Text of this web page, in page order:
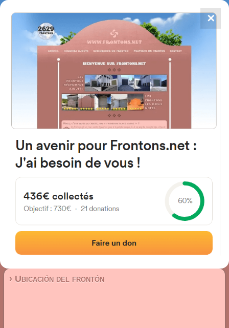
FRONTONS.NET
BUSCAR UN FRONTÓN
AÑADIR UN FRONTÓN
4784
frontones
07160 Peguera, Illes Balears
Carrer Monte 8 España
Frontón de pared izquierda
Localización|Fotos|Comentarios y reseñas
› Ubicación del frontón
✕